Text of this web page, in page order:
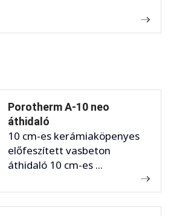
Porotherm A-10 neo
áthidaló
10 cm-es kerámiaköpenyes
előfeszített vasbeton
áthidaló 10 cm-es ...